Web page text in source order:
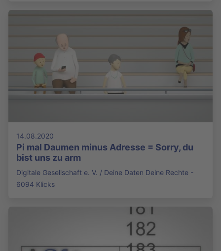
14.08.2020
Pi mal Daumen minus Adresse = Sorry, du
bist uns zu arm
Digitale Gesellschaft e. V. / Deine Daten Deine Rechte -
6094 Klicks